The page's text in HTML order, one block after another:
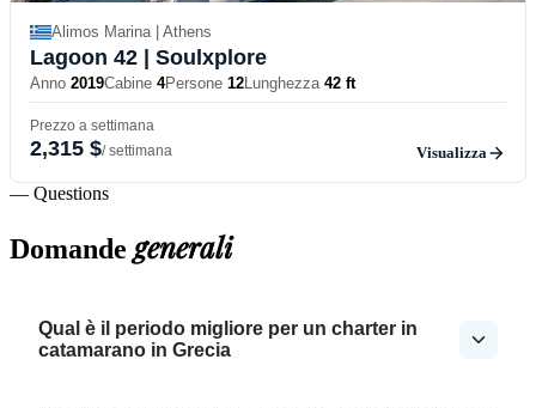
Alimos Marina | Athens
Lagoon 42 | Soulxplore
Anno 2019Cabine 4Persone 12Lunghezza 42 ft
Prezzo a settimana
2,315 $/ settimana Visualizza
— Questions
Domandegenerali
Qual è il periodo migliore per un charter in
catamarano in Grecia